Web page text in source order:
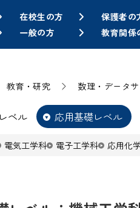
在校生の方 保護者の
一般の方 教育関係
教育・研究 数理・データ
ベル 応用基礎レベル
電気工学科 電子工学科 応用化